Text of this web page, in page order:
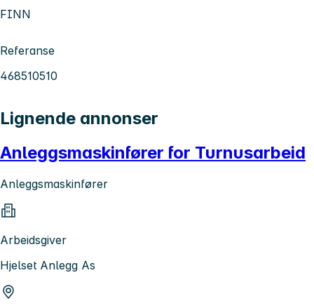
FINN
Referanse
468510510
Lignende annonser
Anleggsmaskinfører for Turnusarbeid
Anleggsmaskinfører
Arbeidsgiver
Hjelset Anlegg As